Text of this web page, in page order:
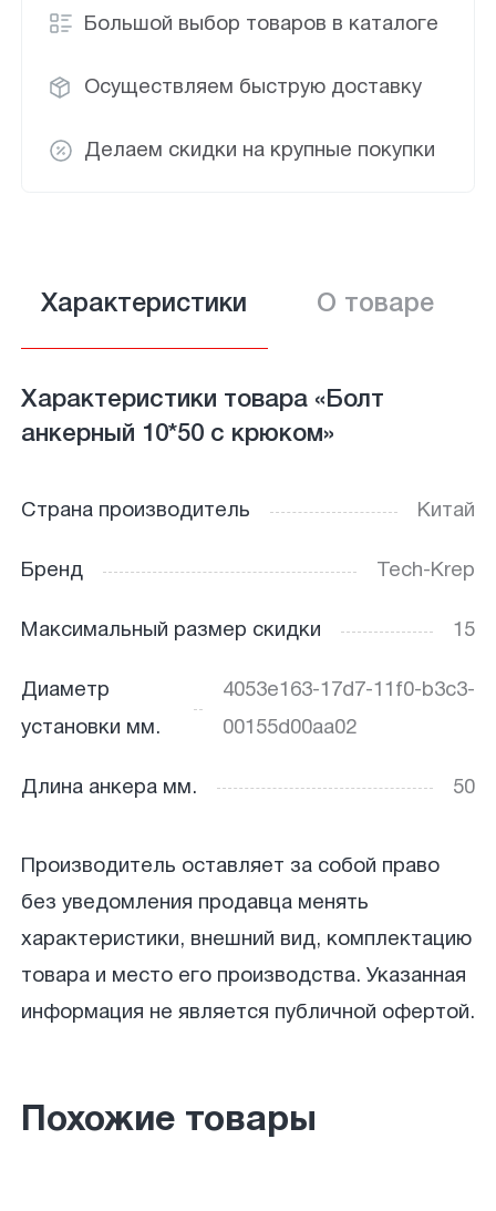
Большой выбор товаров в каталоге
Осуществляем быструю доставку
Делаем скидки на крупные покупки
Характеристики О товаре
Характеристики товара «Болт
анкерный 10*50 с крюком»
Страна производитель Китай
Бренд Tech-Krep
Максимальный размер скидки 15
Диаметр
установки мм.
4053e163-17d7-11f0-b3c3-
00155d00aa02
Длина анкера мм. 50
Производитель оставляет за собой право
без уведомления продавца менять
характеристики, внешний вид, комплектацию
товара и место его производства. Указанная
информация не является публичной офертой.
Похожие товары